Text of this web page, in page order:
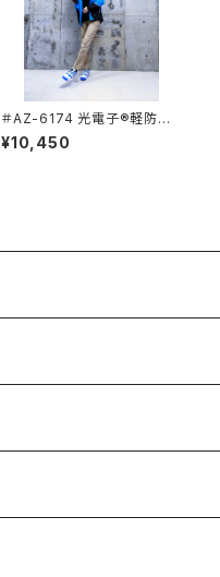
＃AZ-6174 光電子®軽防寒
ジャケット タルテックス TUL
TEX 【AITOZ/アイトス】
¥10,450